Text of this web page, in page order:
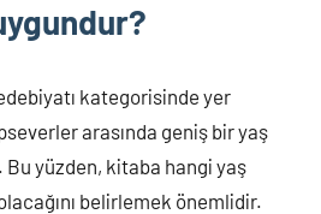
kategorisinde yer
arasında geniş bir yaş
Bu yüzden, kitaba hangi yaş
belirlemek önemlidir.